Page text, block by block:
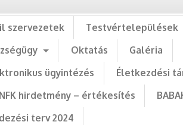
szervezetek Testvértelepülések
Oktatás Galéria
ügyintézés Életkezdési
NFK hirdetmény – értékesítés
terv 2024